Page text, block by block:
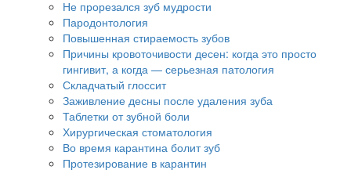
Не прорезался зуб мудрости
Пародонтология
Повышенная стираемость зубов
Причины кровоточивости десен: когда это просто
гингивит, а когда — серьезная патология
Складчатый глоссит
Заживление десны после удаления зуба
Таблетки от зубной боли
Хирургическая стоматология
Во время карантина болит зуб
Протезирование в карантин